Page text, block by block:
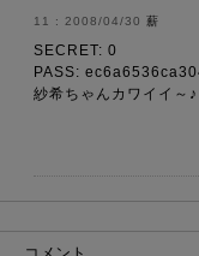
2008/04/30 薪
SECRET: 0
PASS:
紗希ちゃんカワイイ～♪